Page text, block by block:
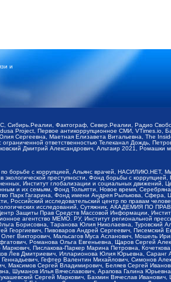
и
Фактограф, Север.Реалии, Радио
Project, Первое антикоррупционное СМИ,
Сергеевна, Маетная Елизавета Витальевна, The
ответственностью Телеканал Дождь,
Дмитрий Александрович, Альтаир 2021, Ромашки
борьбе с коррупцией, Альянс врачей,
преступности, Фонд борьбы с
Институт глобализации и социальных
и их семьям, Фонд Тольятти, Новое время,
Парк Гагарина, Фонд имени Андрея Рылькова,
исследовательский центр по правам
исследований, Сутяжник, АКАДЕМИЯ ПО
Защиты Прав Средств Массовой Информации,
агентство МЕМО. РУ, Институт региональной
Борисовна, Таранова Юлия Николаевна, Туровский
Пивоваров Андрей Сергеевич, Писемский
Викторович, Мальсагов Муса Асланович, Мошель
Романова Ольга Евгеньевна, Щаров Сергей
Пислакова-Паркер Марина Петровна,
Лев Дмитриевич, Илларионова Юлия Юрьевна,
Гефтер Валентин Михайлович, Симонов
Сергей Владимирович, Беляев Сергей
Шуманов Илья Вячеславович, Арапова Галина
Сергей Маркович, Бахмин Вячеслав